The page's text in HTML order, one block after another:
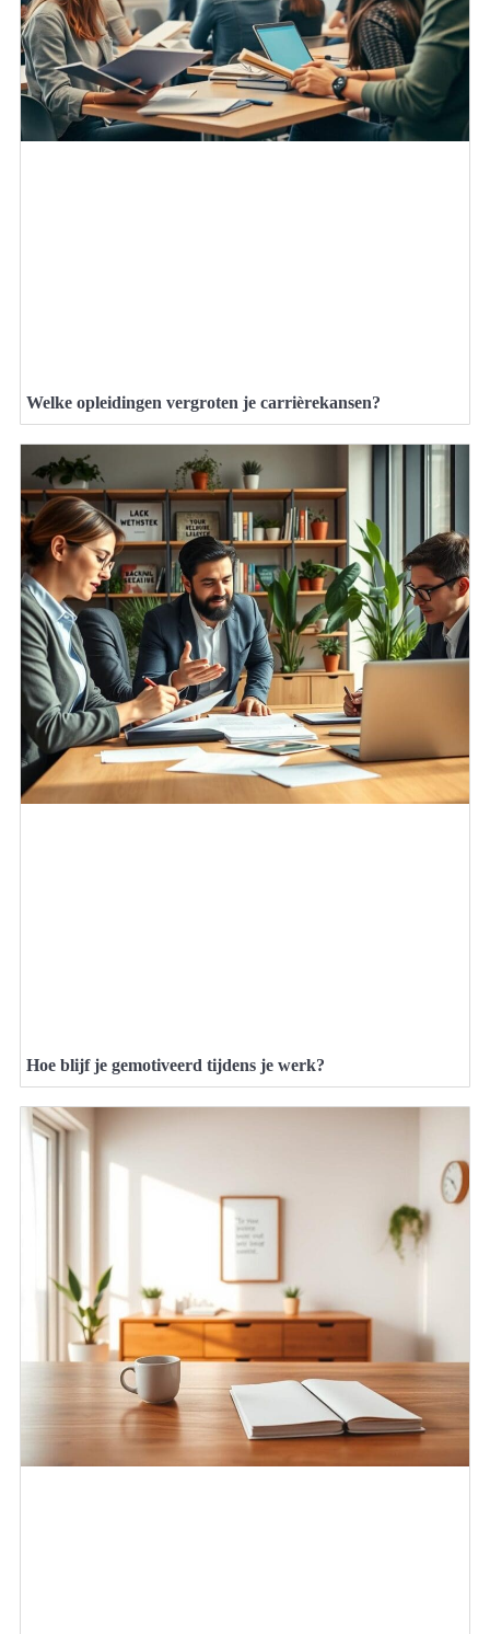
Welke opleidingen vergroten je carrièrekansen?
Hoe blijf je gemotiveerd tijdens je werk?